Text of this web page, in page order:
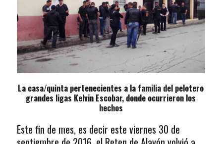
La casa/quinta pertenecientes a la familia del pelotero
grandes ligas Kelvin Escobar, donde ocurrieron los
hechos
Este fin de mes, es decir este viernes 30 de